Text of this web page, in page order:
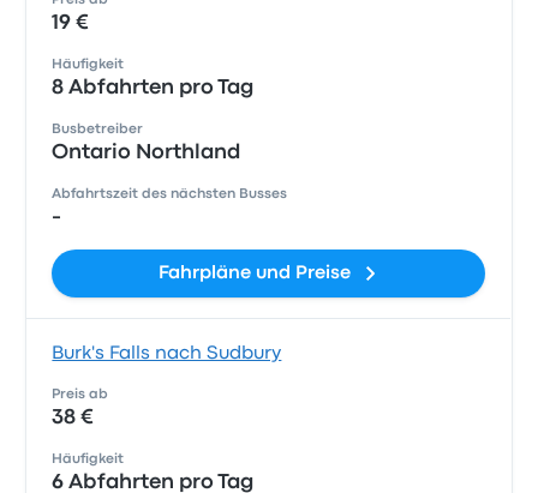
19 €
Häufigkeit
8 Abfahrten pro Tag
Busbetreiber
Ontario Northland
Abfahrtszeit des nächsten Busses
-
Fahrpläne und Preise
Burk's Falls nach Sudbury
Preis ab
38 €
Häufigkeit
6 Abfahrten pro Tag